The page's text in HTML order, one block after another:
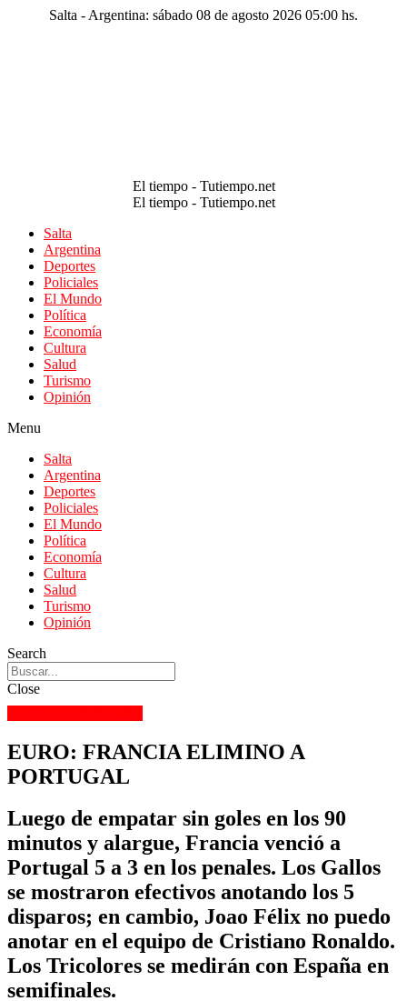
Salta - Argentina: sábado 08 de agosto 2026 05:00 hs.
El tiempo - Tutiempo.net
El tiempo - Tutiempo.net
Salta
Argentina
Deportes
Policiales
El Mundo
Política
Economía
Cultura
Salud
Turismo
Opinión
Menu
Salta
Argentina
Deportes
Policiales
El Mundo
Política
Economía
Cultura
Salud
Turismo
Opinión
Search
Close
EURO: FRANCIA ELIMINO A
PORTUGAL
Luego de empatar sin goles en los 90
minutos y alargue, Francia venció a
Portugal 5 a 3 en los penales. Los Gallos
se mostraron efectivos anotando los 5
disparos; en cambio, Joao Félix no puedo
anotar en el equipo de Cristiano Ronaldo.
Los Tricolores se medirán con España en
semifinales.